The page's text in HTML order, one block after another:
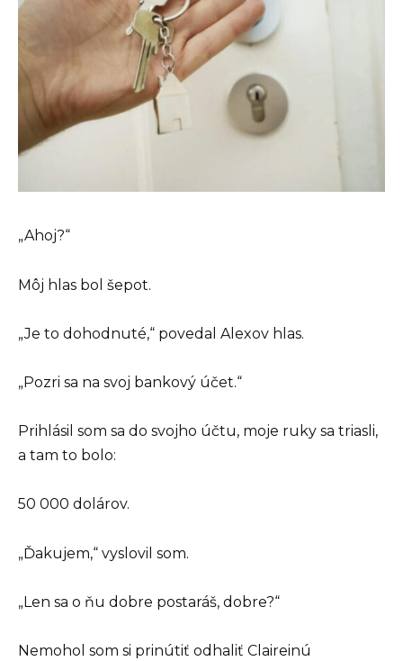
„Ahoj?“
Môj hlas bol šepot.
„Je to dohodnuté,“ povedal Alexov hlas.
„Pozri sa na svoj bankový účet.“
Prihlásil som sa do svojho účtu, moje ruky sa triasli,
a tam to bolo:
50 000 dolárov.
„Ďakujem,“ vyslovil som.
„Len sa o ňu dobre postaráš, dobre?“
Nemohol som si prinútiť odhaliť Claireinú